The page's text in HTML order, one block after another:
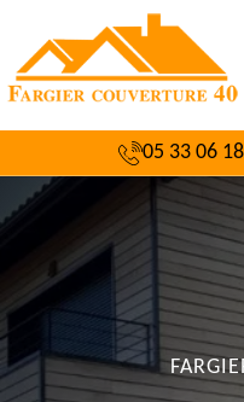
05 33 06